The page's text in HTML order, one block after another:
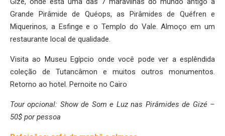
Grande Pirâmide de Quéops, as Pirâmides de Quéfren e
Miquerinos, a Esfinge e o Templo do Vale. Almoço em um
restaurante local de qualidade.
Visita ao Museu Egípcio onde você pode ver a esplêndida
coleção de Tutancâmon e muitos outros monumentos.
Retorno ao hotel. Pernoite no Cairo
Tour opcional: Show de Som e Luz nas Pirâmides de Gizé –
50$ por pessoa